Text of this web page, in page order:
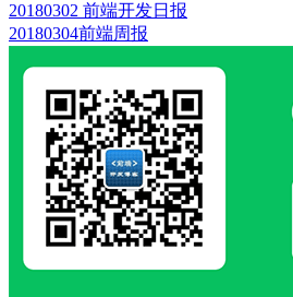
20180302 前端开发日报
20180304前端周报